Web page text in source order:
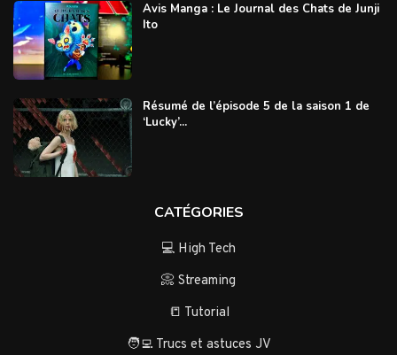
Avis Manga : Le Journal des Chats de Junji
Ito
Résumé de l’épisode 5 de la saison 1 de
‘Lucky’...
CATÉGORIES
💻 High Tech
📀 Streaming
📒 Tutorial
🧑‍💻 Trucs et astuces JV